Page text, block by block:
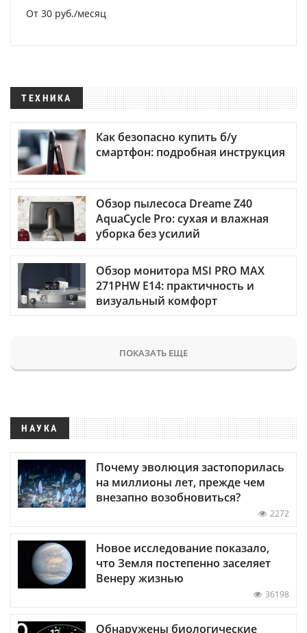
От 30 руб./месяц
ТЕХНИКА
Как безопасно купить б/у
смартфон: подробная инструкция
Обзор пылесоса Dreame Z40
AquaCycle Pro: сухая и влажная
уборка без усилий
Обзор монитора MSI PRO MAX
271PHW E14: практичность и
визуальный комфорт
ПОКАЗАТЬ ЕЩЕ
НАУКА
Почему эволюция застопорилась
на миллионы лет, прежде чем
внезапно возобновиться?
2272
Новое исследование показало,
что Земля постепенно заселяет
Венеру жизнью
36198
Обнаружены биологические